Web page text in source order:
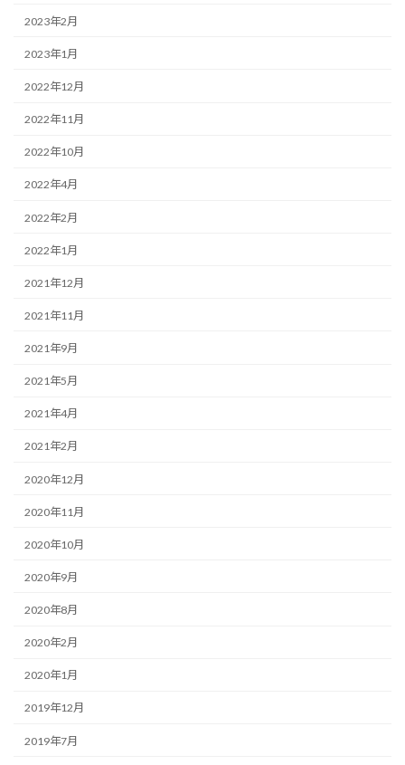
2023年2月
2023年1月
2022年12月
2022年11月
2022年10月
2022年4月
2022年2月
2022年1月
2021年12月
2021年11月
2021年9月
2021年5月
2021年4月
2021年2月
2020年12月
2020年11月
2020年10月
2020年9月
2020年8月
2020年2月
2020年1月
2019年12月
2019年7月